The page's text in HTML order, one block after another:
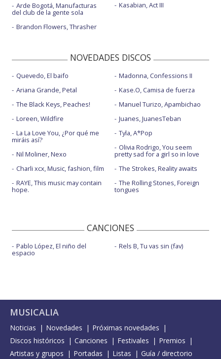
Arde Bogotá, Manufacturas
del club de la gente sola
Brandon Flowers, Thrasher
Kasabian, Act III
NOVEDADES DISCOS
Quevedo, El baifo
Ariana Grande, Petal
The Black Keys, Peaches!
Loreen, Wildfire
La La Love You, ¿Por qué me
miráis así?
Nil Moliner, Nexo
Charli xcx, Music, fashion, film
RAYE, This music may contain
hope.
Madonna, Confessions II
Kase.O, Camisa de fuerza
Manuel Turizo, Apambichao
Juanes, JuanesTeban
Tyla, A*Pop
Olivia Rodrigo, You seem
pretty sad for a girl so in love
The Strokes, Reality awaits
The Rolling Stones, Foreign
tongues
CANCIONES
Pablo López, El niño del
espacio
Rels B, Tu vas sin (fav)
MUSICALIA
Noticias Novedades
Próximas novedades
Discos históricos
Canciones Festivales
Premios
Artistas y grupos
Portadas Listas Guía / directorio